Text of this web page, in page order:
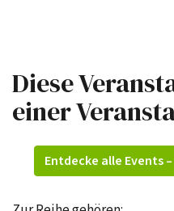
Diese
einer
Entdecke alle Events